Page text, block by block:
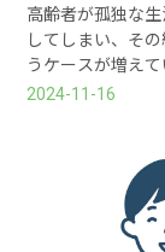
高齢者が孤独な
してしまい、そ
うケースが増え
2024-11-16